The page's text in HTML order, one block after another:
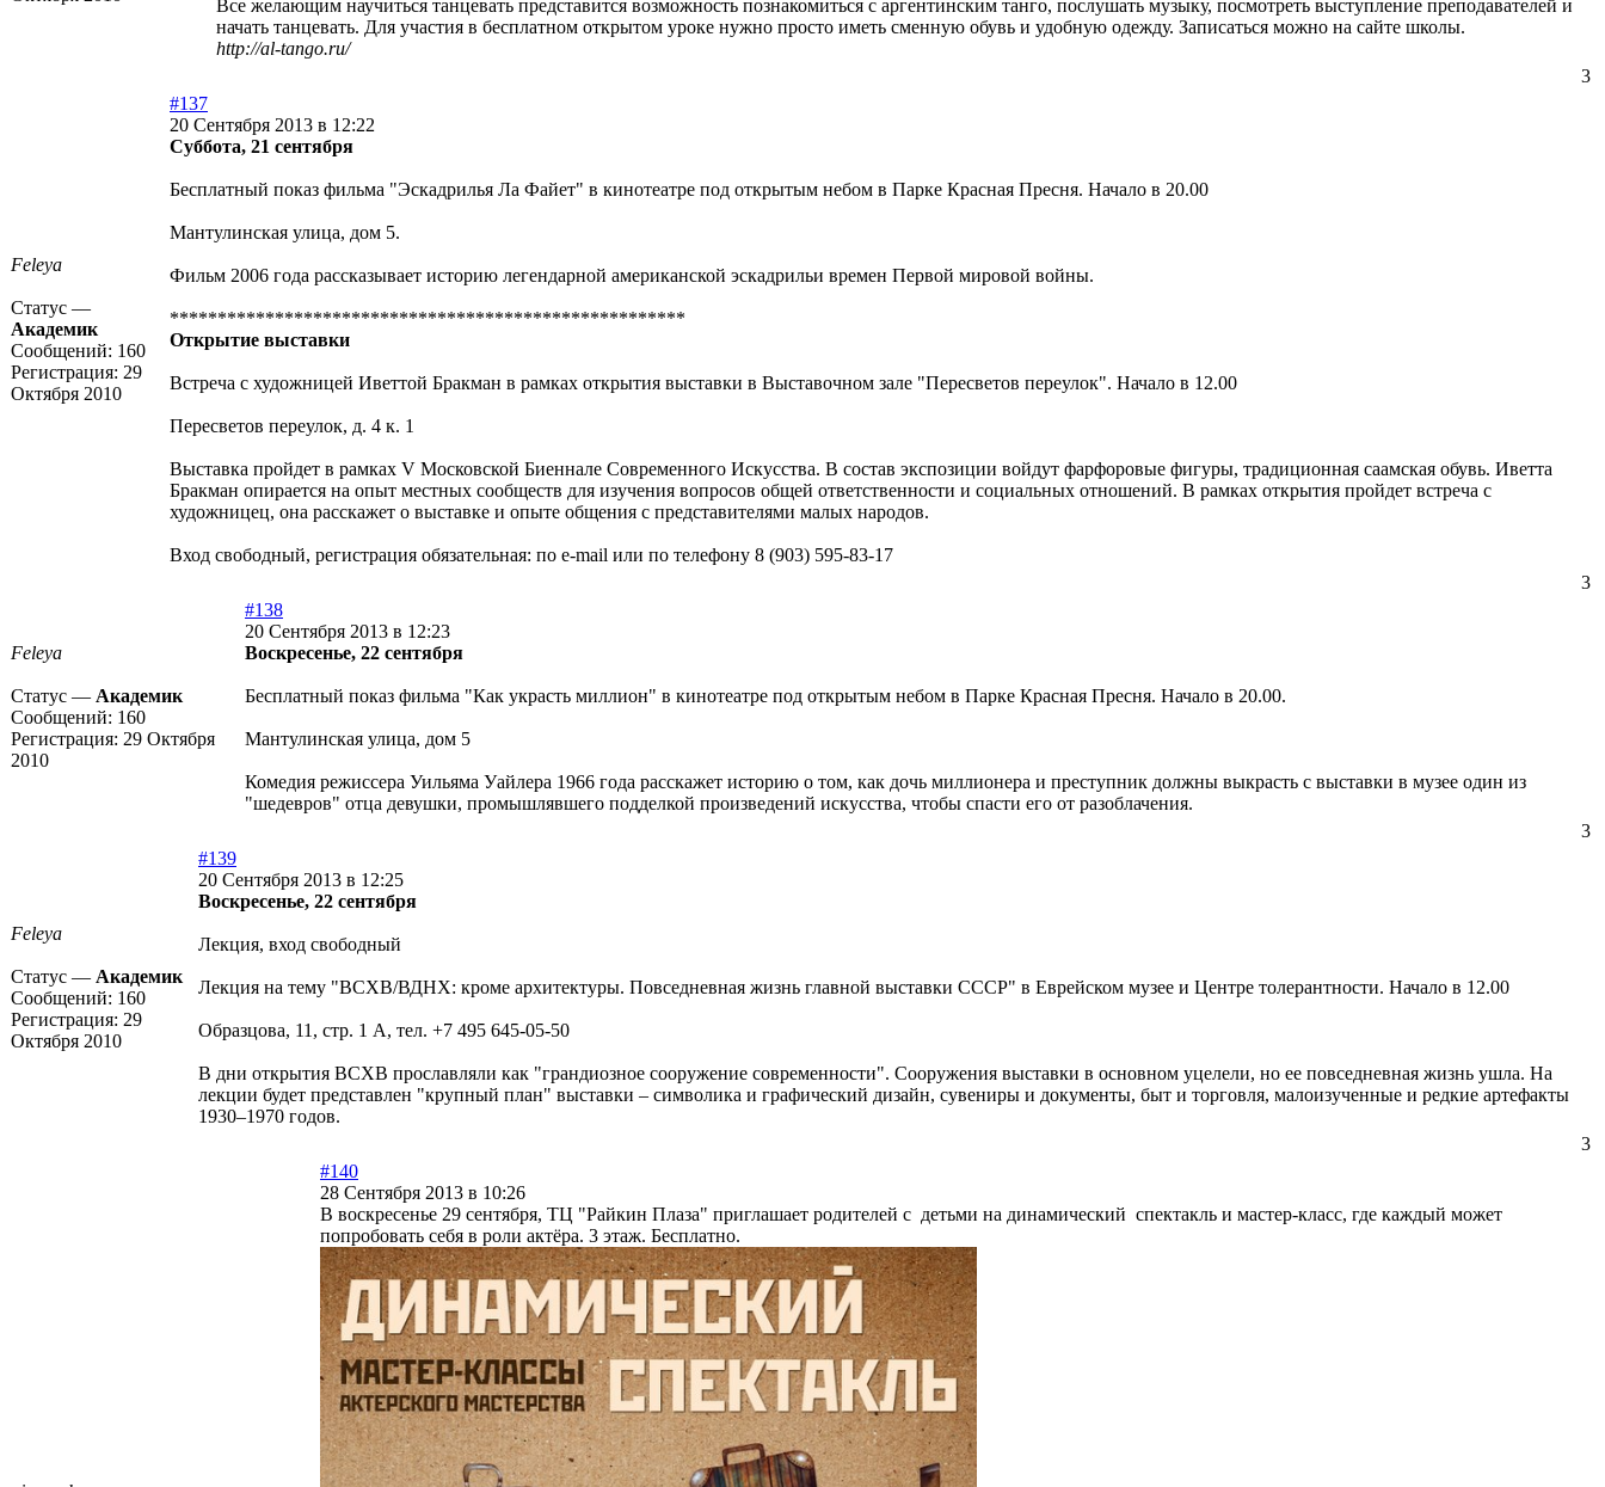
Все желающим научиться танцевать представится возможность познакомиться с аргентинским танго, послушать музыку, посмотреть выступление преподавателей и
начать танцевать. Для участия в бесплатном открытом уроке нужно просто иметь сменную обувь и удобную одежду. Записаться можно на сайте школы.
http://al-tango.ru/
3
Feleya
Статус —
Академик
Сообщений: 160
Регистрация: 29
Октября 2010
#137
20 Сентября 2013 в 12:22
Суббота, 21 сентября
Бесплатный показ фильма "Эскадрилья Ла Файет" в кинотеатре под открытым небом в Парке Красная Пресня. Начало в 20.00
Мантулинская улица, дом 5.
Фильм 2006 года рассказывает историю легендарной американской эскадрильи времен Первой мировой войны.
******************************************************
Открытие выставки
Встреча с художницей Иветтой Бракман в рамках открытия выставки в Выставочном зале "Пересветов переулок". Начало в 12.00
Пересветов переулок, д. 4 к. 1
Выставка пройдет в рамках V Московской Биеннале Современного Искусства. В состав экспозиции войдут фарфоровые фигуры, традиционная саамская обувь. Иветта
Бракман опирается на опыт местных сообществ для изучения вопросов общей ответственности и социальных отношений. В рамках открытия пройдет встреча с
художницец, она расскажет о выставке и опыте общения с представителями малых народов.
Вход свободный, регистрация обязательная: по e-mail или по телефону 8 (903) 595-83-17
3
Feleya
Статус — Академик
Сообщений: 160
Регистрация: 29 Октября
2010
#138
20 Сентября 2013 в 12:23
Воскресенье, 22 сентября
Бесплатный показ фильма "Как украсть миллион" в кинотеатре под открытым небом в Парке Красная Пресня. Начало в 20.00.
Мантулинская улица, дом 5
Комедия режиссера Уильяма Уайлера 1966 года расскажет историю о том, как дочь миллионера и преступник должны выкрасть с выставки в музее один из
"шедевров" отца девушки, промышлявшего подделкой произведений искусства, чтобы спасти его от разоблачения.
3
Feleya
Статус — Академик
Сообщений: 160
Регистрация: 29
Октября 2010
#139
20 Сентября 2013 в 12:25
Воскресенье, 22 сентября
Лекция, вход свободный
Лекция на тему "ВСХВ/ВДНХ: кроме архитектуры. Повседневная жизнь главной выставки СССР" в Еврейском музее и Центре толерантности. Начало в 12.00
Образцова, 11, стр. 1 А, тел. +7 495 645-05-50
В дни открытия ВСХВ прославляли как "грандиозное сооружение современности". Сооружения выставки в основном уцелели, но ее повседневная жизнь ушла. На
лекции будет представлен "крупный план" выставки – символика и графический дизайн, сувениры и документы, быт и торговля, малоизученные и редкие артефакты
1930–1970 годов.
3
#140
28 Сентября 2013 в 10:26
В воскресенье 29 сентября, ТЦ "Райкин Плаза" приглашает родителей с детьми на динамический спектакль и мастер-класс, где каждый может
попробовать себя в роли актёра. 3 этаж. Бесплатно.